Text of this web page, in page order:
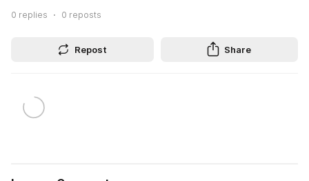
0 replies 0 reposts
Repost Share